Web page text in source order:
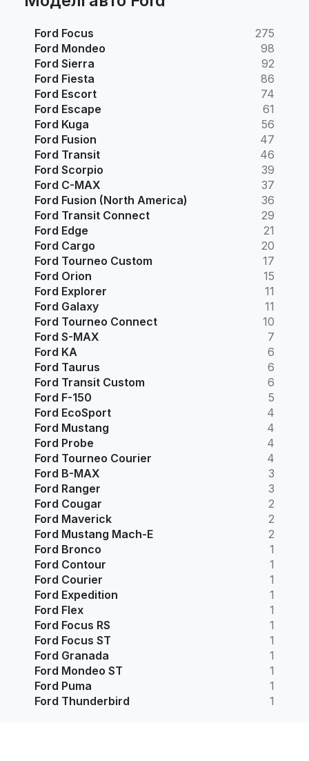
Ford Focus
275
Ford Mondeo
98
Ford Sierra
92
Ford Fiesta
86
Ford Escort
74
Ford Escape
61
Ford Kuga
56
Ford Fusion
47
Ford Transit
46
Ford Scorpio
39
Ford C-MAX
37
Ford Fusion (North America)
36
Ford Transit Connect
29
Ford Edge
21
Ford Cargo
20
Ford Tourneo Custom
17
Ford Orion
15
Ford Explorer
11
Ford Galaxy
11
Ford Tourneo Connect
10
Ford S-MAX
7
Ford KA
6
Ford Taurus
6
Ford Transit Custom
6
Ford F-150
5
Ford EcoSport
4
Ford Mustang
4
Ford Probe
4
Ford Tourneo Courier
4
Ford B-MAX
3
Ford Ranger
3
Ford Cougar
2
Ford Maverick
2
Ford Mustang Mach-E
2
Ford Bronco
1
Ford Contour
1
Ford Courier
1
Ford Expedition
1
Ford Flex
1
Ford Focus RS
1
Ford Focus ST
1
Ford Granada
1
Ford Mondeo ST
1
Ford Puma
1
Ford Thunderbird
1